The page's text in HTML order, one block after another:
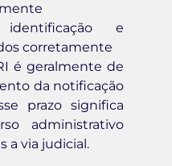
e
corretamente
é geralmente de
da notificação
prazo significa
administrativo
a via judicial.